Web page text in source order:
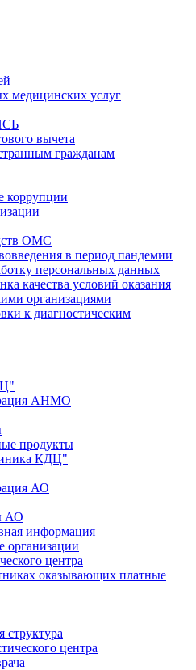
медицинских услуг
вычета
гражданам
коррупции
ОМС
в период пандемии
персональных данных
качества условий оказания
организациями
к диагностическим
АНМО
продукты
КДЦ"
АО
АО
информация
центра
оказывающих платные
структура
центра